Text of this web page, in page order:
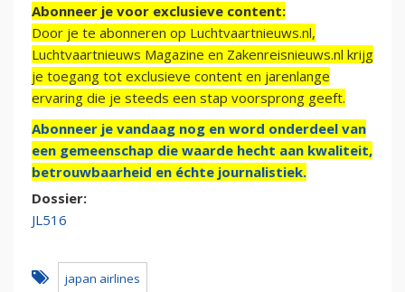
Abonneer je voor exclusieve content:
Door je te abonneren op Luchtvaartnieuws.nl,
Luchtvaartnieuws Magazine en Zakenreisnieuws.nl krijg
je toegang tot exclusieve content en jarenlange
ervaring die je steeds een stap voorsprong geeft.
Abonneer je vandaag nog en word onderdeel van
een gemeenschap die waarde hecht aan kwaliteit,
betrouwbaarheid en échte journalistiek.
Dossier:
JL516
japan airlines